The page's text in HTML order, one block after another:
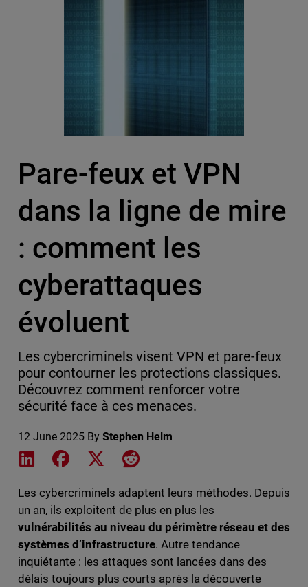
Pare-feux et VPN
dans la ligne de mire
: comment les
cyberattaques
évoluent
Les cybercriminels visent VPN et pare-feux
pour contourner les protections classiques.
Découvrez comment renforcer votre
sécurité face à ces menaces.
12 June 2025 By Stephen Helm
Share on LinkedIn
Share on Facebook
Share on XShare on Reddit
Les cybercriminels adaptent leurs méthodes. Depuis
un an, ils exploitent de plus en plus les
vulnérabilités au niveau du périmètre réseau et des
systèmes d’infrastructure. Autre tendance
inquiétante : les attaques sont lancées dans des
délais toujours plus courts après la découverte